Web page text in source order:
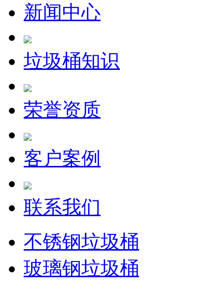
新闻中心
垃圾桶知识
荣誉资质
客户案例
联系我们
不锈钢垃圾桶
玻璃钢垃圾桶